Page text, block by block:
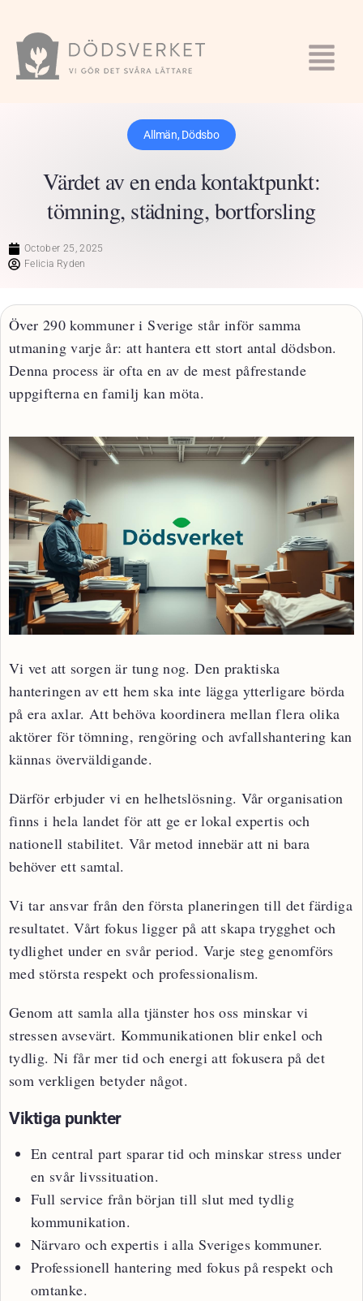
Allmän, Dödsbo
Värdet av en enda kontaktpunkt:
tömning, städning, bortforsling
October 25, 2025
Felicia Ryden
Över 290 kommuner i Sverige står inför samma
utmaning varje år: att hantera ett stort antal dödsbon.
Denna process är ofta en av de mest påfrestande
uppgifterna en familj kan möta.
Vi vet att sorgen är tung nog. Den praktiska
hanteringen av ett hem ska inte lägga ytterligare börda
på era axlar. Att behöva koordinera mellan flera olika
aktörer för tömning, rengöring och avfallshantering kan
kännas överväldigande.
Därför erbjuder vi en helhetslösning. Vår organisation
finns i hela landet för att ge er lokal expertis och
nationell stabilitet. Vår metod innebär att ni bara
behöver ett samtal.
Vi tar ansvar från den första planeringen till det färdiga
resultatet. Vårt fokus ligger på att skapa trygghet och
tydlighet under en svår period. Varje steg genomförs
med största respekt och professionalism.
Genom att samla alla tjänster hos oss minskar vi
stressen avsevärt. Kommunikationen blir enkel och
tydlig. Ni får mer tid och energi att fokusera på det
som verkligen betyder något.
Viktiga punkter
En central part sparar tid och minskar stress under
en svår livssituation.
Full service från början till slut med tydlig
kommunikation.
Närvaro och expertis i alla Sveriges kommuner.
Professionell hantering med fokus på respekt och
omtanke.